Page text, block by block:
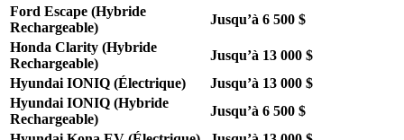
Ford Escape (Hybride
Rechargeable)
Jusqu’à 6 500 $
Honda Clarity (Hybride
Rechargeable)
Jusqu’à 13 000 $
Hyundai IONIQ (Électrique)
Jusqu’à 13 000 $
Hyundai IONIQ (Hybride
Rechargeable)
Jusqu’à 6 500 $